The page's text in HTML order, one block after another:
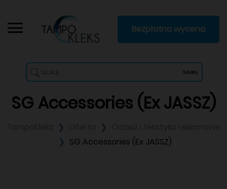
Szukaj
Bezpłatna wycena
SG Accessories (Ex JASSZ)
SG Accessories (Ex JASSZ)